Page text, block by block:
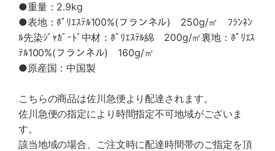
●重量：2.9kg
●表地：ﾎﾟﾘｴｽﾃﾙ100%(フランネル) 250g/㎡ ﾌﾗﾝﾈﾝ
ﾙ先染ｼﾞｬｶﾞｰﾄﾞ中材：ﾎﾟﾘｴｽﾃﾙ綿 200g/㎡裏地：ﾎﾟﾘｴｽ
ﾃﾙ100%(フランネル) 160g/㎡
●原産国：中国製
こちらの商品は佐川急便より配達されます。
佐川急便の指定により時間指定不可地域がございま
す。
該当地域の場合、ご注文時に配達時間帯のご指定を頂